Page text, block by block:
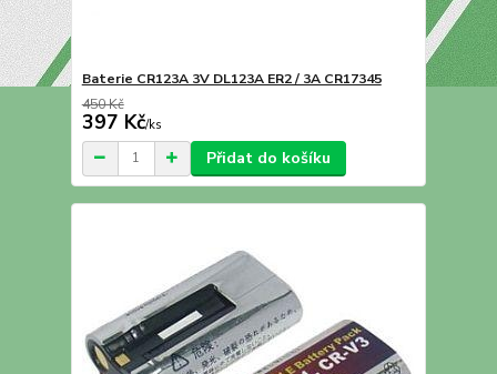
Baterie CR123A 3V DL123A ER2 / 3A CR17345
450 Kč
397 Kč/ks
Přidat do košíku